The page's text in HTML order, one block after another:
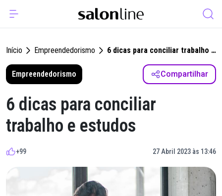
Início Empreendedorismo
6 dicas para conciliar trabalho e
Empreendedorismo
Compartilhar
6 dicas para conciliar
trabalho e estudos
+99 27 Abril 2023 às 13:46